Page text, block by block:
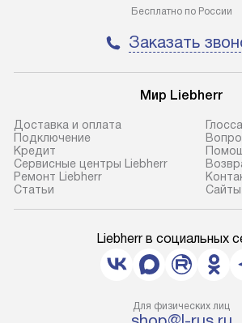
Бесплатно по России
Заказать
Мир Liebherr
Доставка и оплата
Подключение
Кредит
Сервисные центры Liebherr
Ремонт Liebherr
Cтатьи
Liebherr в социальных
Для физических лиц